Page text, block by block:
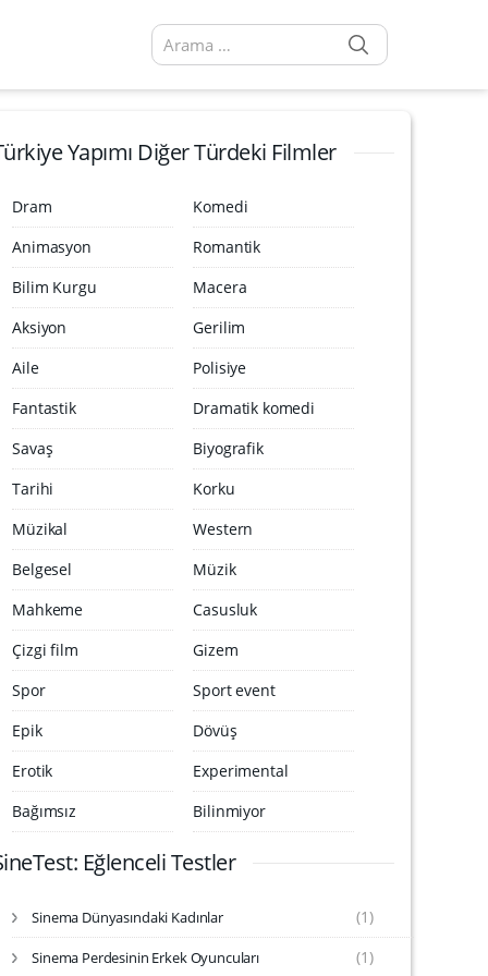
Arama sonuçları:
Yapımı Diğer Türdeki Filmler
Dram
Komedi
Animasyon
Romantik
Bilim Kurgu
Macera
Aksiyon
Gerilim
Aile
Polisiye
Fantastik
Dramatik komedi
Savaş
Biyografik
Tarihi
Korku
Müzikal
Western
Belgesel
Müzik
Mahkeme
Casusluk
Çizgi film
Gizem
Spor
Sport event
Epik
Dövüş
Erotik
Experimental
Bağımsız
Bilinmiyor
Eğlenceli Testler
Sinema Dünyasındaki Kadınlar (1)
Sinema Perdesinin Erkek Oyuncuları (1)